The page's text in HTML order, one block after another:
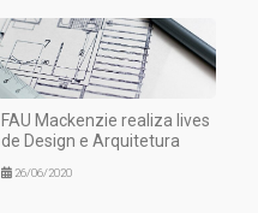
FAU Mackenzie realiza lives
de Design e Arquitetura
26/06/2020